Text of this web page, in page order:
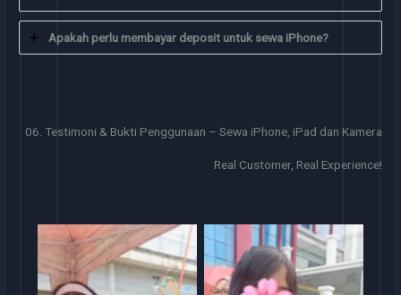
Apakah perlu membayar deposit untuk sewa iPhone?
06. Testimoni & Bukti Penggunaan – Sewa iPhone, iPad dan Kamera
Real Customer, Real Experience!